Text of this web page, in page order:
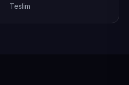
Teslim